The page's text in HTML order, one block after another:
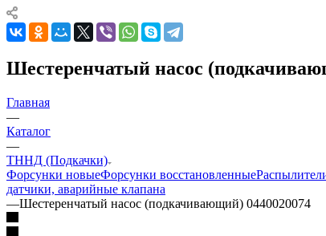
Шестеренчатый насос
Главная
—
Каталог
—
ТННД (Подкачки)
Форсунки новыеФорсунки восстановленные
датчики, аварийные клапана
—Шестеренчатый насос (подкачивающий) 0440020074